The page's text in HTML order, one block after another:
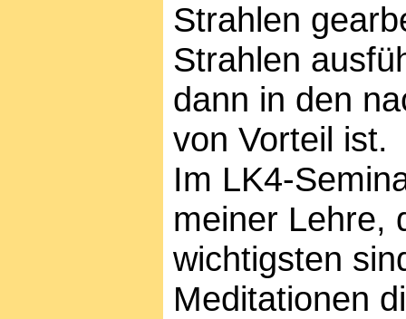
Strahlen
Strahlen
dann in den
von Vorteil ist.
Im LK4-
meiner Lehre,
wichtigsten
Meditationen